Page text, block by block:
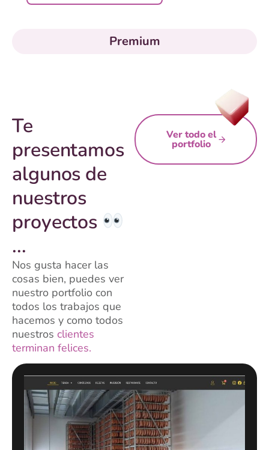
Premium
Te
presentamos
algunos de
nuestros
proyectos
...
Nos gusta hacer las
cosas bien, puedes ver
nuestro portfolio con
todos los trabajos que
hacemos y como todos
nuestros clientes
terminan felices.
Ver todo el
portfolio